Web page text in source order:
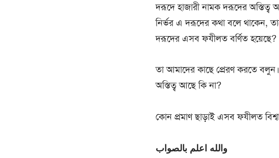
দরূদে হাজারী নামক দরূদের
নির্ভর এ দরূদের কথা বলে থাকেন,
দরূদের এসব ফযীলত বর্ণিত হয়েছে?
তা আমাদের কাছে প্রেরণ করতে
অস্তিত্ব আছে কি না?
কোন প্রমাণ ছাড়াই এসব ফযীলত
والله اعلم بالصواب